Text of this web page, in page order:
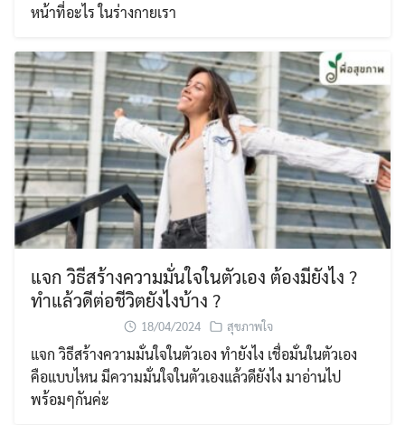
หน้าที่อะไร ในร่างกายเรา
แจก วิธีสร้างความมั่นใจในตัวเอง ต้องมียังไง ?
ทำแล้วดีต่อชีวิตยังไงบ้าง ?
18/04/2024 สุขภาพใจ
แจก วิธีสร้างความมั่นใจในตัวเอง ทำยังไง เชื่อมั่นในตัวเอง
คือแบบไหน มีความมั่นใจในตัวเองแล้วดียังไง มาอ่านไป
พร้อมๆกันค่ะ